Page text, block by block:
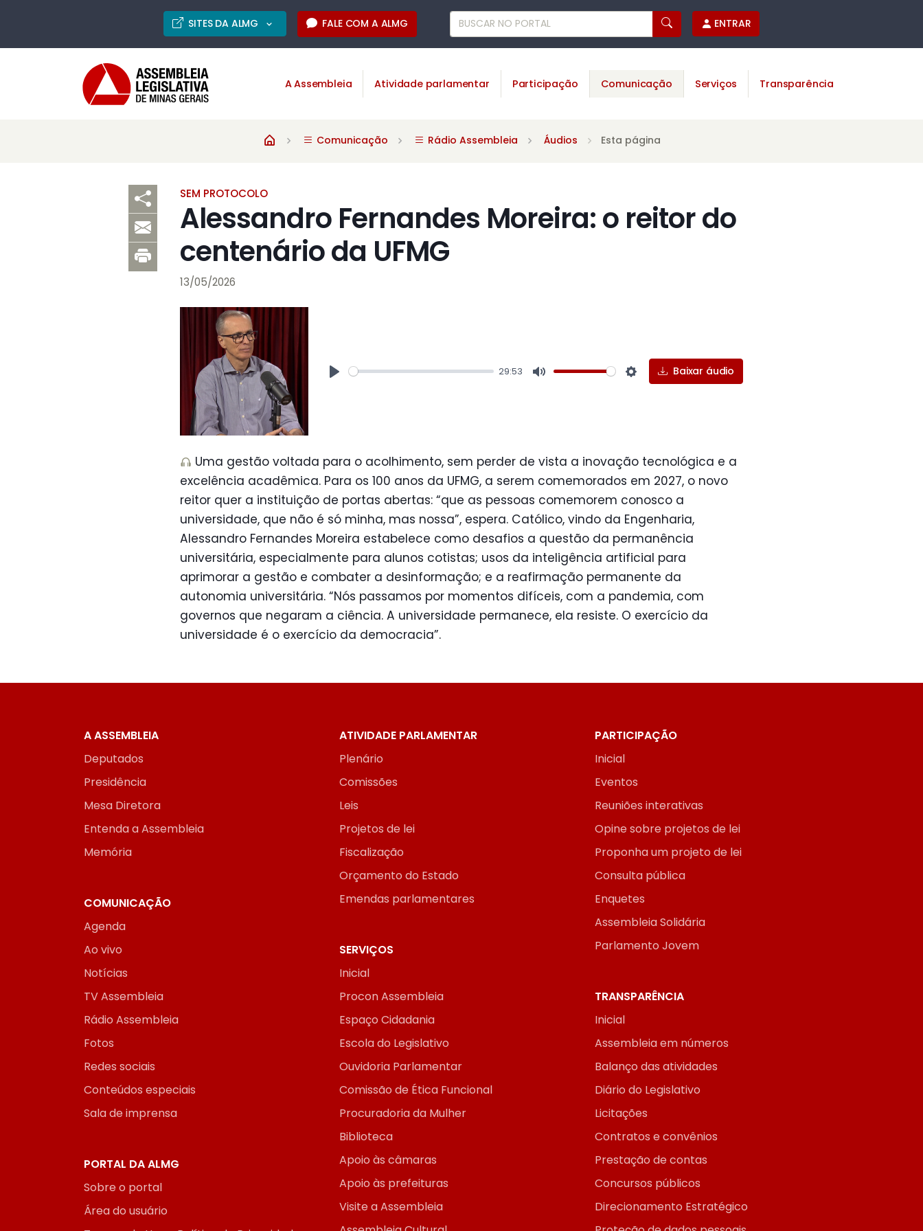
SITES DA ALMG FALE COM A ALMG ENTRAR
A Assembleia Atividade parlamentar Participação Comunicação Serviços Transparência
Comunicação Rádio Assembleia Áudios Esta página
SEM PROTOCOLO
Alessandro Fernandes Moreira: o reitor do
centenário da UFMG
13/05/2026
29:53
Settings
Baixar áudio
Uma gestão voltada para o acolhimento, sem perder de vista a inovação tecnológica e a
excelência acadêmica. Para os 100 anos da UFMG, a serem comemorados em 2027, o novo
reitor quer a instituição de portas abertas: “que as pessoas comemorem conosco a
universidade, que não é só minha, mas nossa”, espera. Católico, vindo da Engenharia,
Alessandro Fernandes Moreira estabelece como desafios a questão da permanência
universitária, especialmente para alunos cotistas; usos da inteligência artificial para
aprimorar a gestão e combater a desinformação; e a reafirmação permanente da
autonomia universitária. “Nós passamos por momentos difíceis, com a pandemia, com
governos que negaram a ciência. A universidade permanece, ela resiste. O exercício da
universidade é o exercício da democracia”.
A ASSEMBLEIA
Deputados
Presidência
Mesa Diretora
Entenda a Assembleia
Memória
ATIVIDADE PARLAMENTAR
Plenário
Comissões
Leis
Projetos de lei
Fiscalização
Orçamento do Estado
Emendas parlamentares
PARTICIPAÇÃO
Inicial
Eventos
Reuniões interativas
Opine sobre projetos de lei
Proponha um projeto de lei
Consulta pública
Enquetes
Assembleia Solidária
Parlamento Jovem
COMUNICAÇÃO
Agenda
Ao vivo
Notícias
TV Assembleia
Rádio Assembleia
Fotos
Redes sociais
Conteúdos especiais
Sala de imprensa
SERVIÇOS
Inicial
Procon Assembleia
Espaço Cidadania
Escola do Legislativo
Ouvidoria Parlamentar
Comissão de Ética Funcional
Procuradoria da Mulher
Biblioteca
Apoio às câmaras
Apoio às prefeituras
Visite a Assembleia
TRANSPARÊNCIA
Inicial
Assembleia em números
Balanço das atividades
Diário do Legislativo
Licitações
Contratos e convênios
Prestação de contas
Concursos públicos
Direcionamento Estratégico
PORTAL DA ALMG
Sobre o portal
Área do usuário